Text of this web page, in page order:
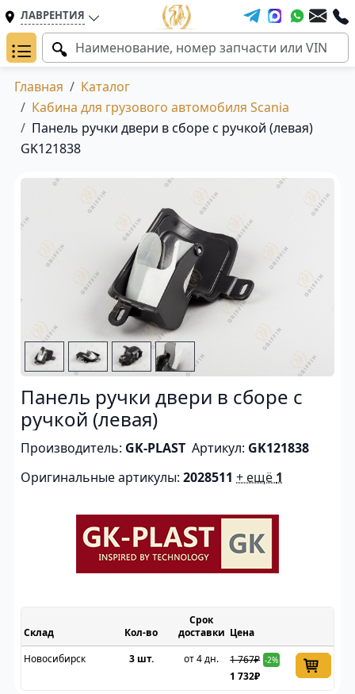
ЛАВРЕНТИЯ
Главная
Каталог
Кабина для грузового автомобиля Scania
Панель ручки двери в сборе с ручкой (левая)
GK121838
Панель ручки двери в сборе с
ручкой (левая)
Производитель: GK-PLAST Артикул: GK121838
Оригинальные артикулы: 2028511 + ещё 1
Склад
Срок
доставки Цена
Новосибирск
3 шт. от 4 дн. 1 767₽ -2%
1 732₽